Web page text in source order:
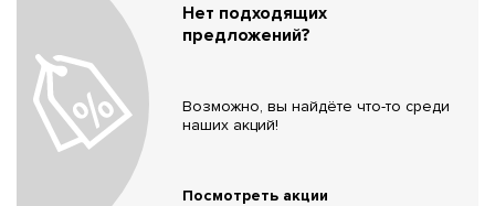
Нет подходящих
предложений?
Возможно, вы найдёте что-то среди
наших акций!
Посмотреть акции